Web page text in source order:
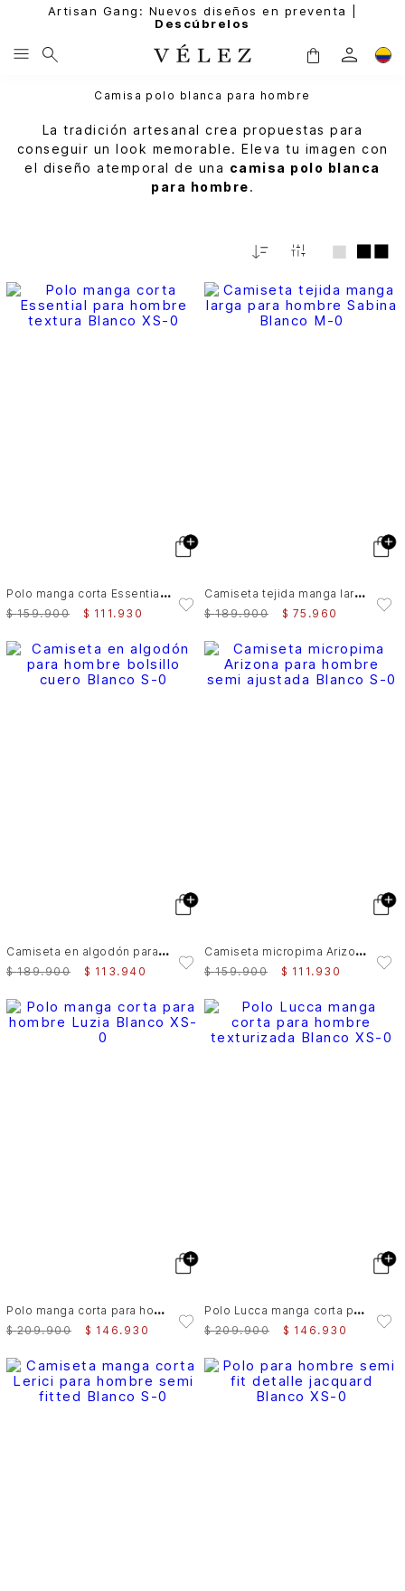
Artisan Gang: Nuevos diseños en preventa |
Descúbrelos
Camisa polo blanca para hombre
La tradición artesanal crea propuestas para
conseguir un look memorable. Eleva tu imagen con
el diseño atemporal de una camisa polo blanca
para hombre.
Relevancia
P
olo manga corta Essential para hombre textura
$ 159.900 $ 111 . 930
C
amiseta tejida manga larga para hombre Sabina
$ 189.900 $ 75 .960
C
amiseta en algodón para hombre bolsillo cuero
$ 189.900 $ 113 . 940
C
amiseta micropima Arizona para hombre semi ajustada
$ 159.900 $ 111 . 930
P
olo manga corta para hombre Luzia
$ 209.900 $ 146 . 930
P
olo Lucca manga corta para hombre texturizada
$ 209.900 $ 146 . 930